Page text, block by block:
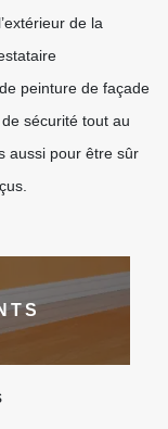
de la
peinture de façade
sécurité tout au
aussi pour être sûr